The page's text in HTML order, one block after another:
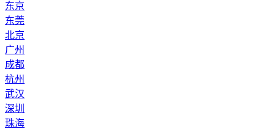
东京
东莞
北京
广州
成都
杭州
武汉
深圳
珠海